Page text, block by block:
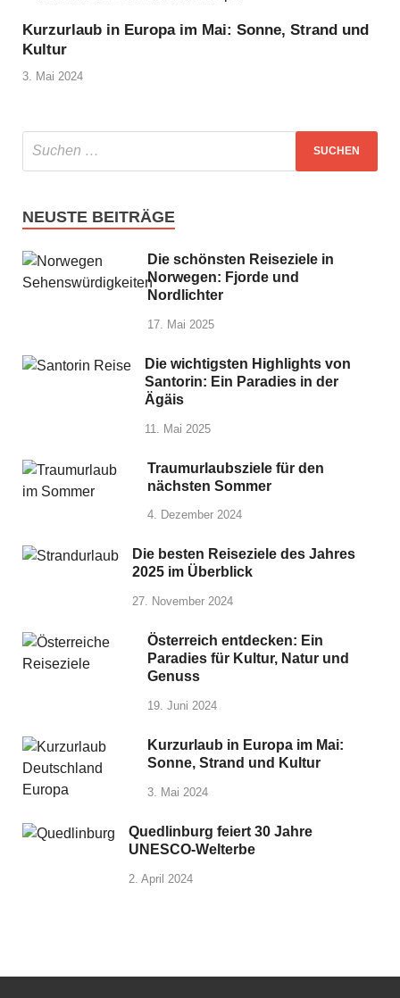
Kurzurlaub in Europa im Mai: Sonne, Strand und
Kultur
3. Mai 2024
NEUSTE BEITRÄGE
Die schönsten Reiseziele in
Norwegen: Fjorde und
Nordlichter
17. Mai 2025
Die wichtigsten Highlights von
Santorin: Ein Paradies in der
Ägäis
11. Mai 2025
Traumurlaubsziele für den
nächsten Sommer
4. Dezember 2024
Die besten Reiseziele des Jahres
2025 im Überblick
27. November 2024
Österreich entdecken: Ein
Paradies für Kultur, Natur und
Genuss
19. Juni 2024
Kurzurlaub in Europa im Mai:
Sonne, Strand und Kultur
3. Mai 2024
Quedlinburg feiert 30 Jahre
UNESCO-Welterbe
2. April 2024